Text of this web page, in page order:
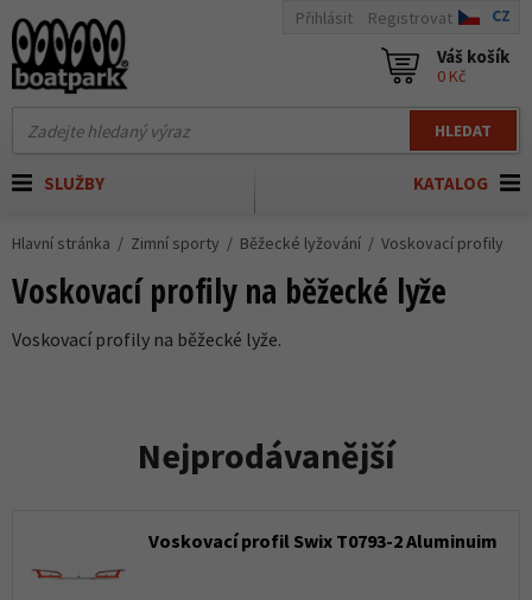
HLEDAT
Přihlásit Registrovat CZ
Váš košík
0 Kč
KATALOG
SLUŽBY
Hlavní stránka Zimní sporty Běžecké lyžování Voskovací profily
Voskovací profily na běžecké lyže
Voskovací profily na běžecké lyže.
Nejprodávanější
Voskovací profil Swix T0793-2 Aluminuim